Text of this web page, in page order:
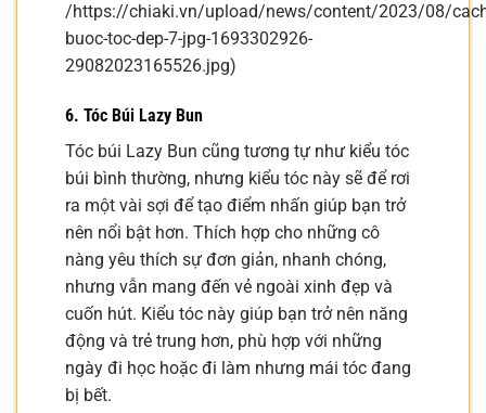
/https://chiaki.vn/upload/news/content/2023/08/
buoc-toc-dep-7-jpg-1693302926-
29082023165526.jpg)
6. Tóc Búi Lazy Bun
Tóc búi Lazy Bun cũng tương tự như kiểu tóc
búi bình thường, nhưng kiểu tóc này sẽ để rơi
ra một vài sợi để tạo điểm nhấn giúp bạn trở
nên nổi bật hơn. Thích hợp cho những cô
nàng yêu thích sự đơn giản, nhanh chóng,
nhưng vẫn mang đến vẻ ngoài xinh đẹp và
cuốn hút. Kiểu tóc này giúp bạn trở nên năng
động và trẻ trung hơn, phù hợp với những
ngày đi học hoặc đi làm nhưng mái tóc đang
bị bết.